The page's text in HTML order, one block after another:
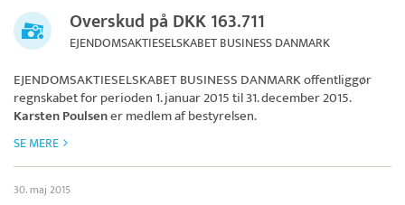
Overskud på DKK 163.711
EJENDOMSAKTIESELSKABET BUSINESS DANMARK
EJENDOMSAKTIESELSKABET BUSINESS DANMARKoffentliggør
regnskabet for perioden 1. januar 2015 til 31. december 2015.
Karsten Poulsener medlem af bestyrelsen.
SE MERE
30. maj 2015